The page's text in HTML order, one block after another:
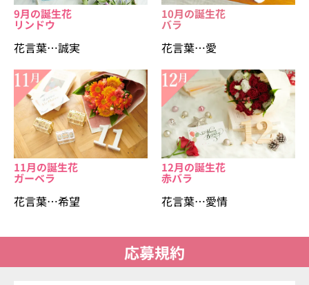
9月の誕生花
リンドウ
花言葉…誠実
10月の誕生花
バラ
花言葉…愛
11月の誕生花
ガーベラ
花言葉…希望
12月の誕生花
赤バラ
花言葉…愛情
応募規約